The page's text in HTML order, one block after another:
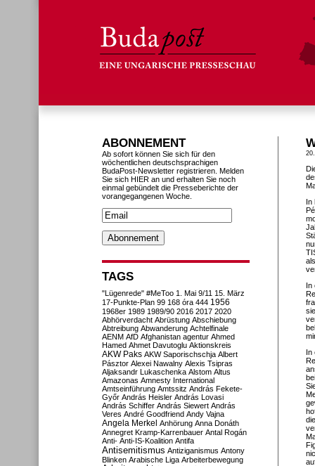
In
In
In
ABONNEMENT
Ab sofort können Sie sich für den
wöchentlichen deutschsprachigen
BudaPost-Newsletter registrieren. Melden
Sie sich HIER an und erhalten Sie noch
einmal gebündelt die Presseberichte der
vorangegangenen Woche.
TAGS
"Lügenrede" #MeToo 1. Mai 9/11 15. März
17-Punkte-Plan 99 168 óra 444 1956
1968er 1989 1989/90 2016 2017 2020
Abhörverdacht Abrüstung Abschiebung
Abtreibung Abwanderung Achtelfinale
AENM AfD Afghanistan agentur Ahmed
Hamed Ahmet Davutoglu Aktionskreis
AKW Paks AKW Saporischschja Albert
Pásztor Alexei Nawalny Alexis Tsipras
Aljaksandr Lukaschenka Alstom Altus
Amazonas Amnesty International
Amtseinführung Amtssitz András Fekete-
Győr András Heisler András Lovasi
András Schiffer András Siewert András
Veres André Goodfriend Andy Vajna
Angela Merkel Anhörung Anna Donáth
Annegret Kramp-Karrenbauer Antal Rogán
Anti- Anti-IS-Koalition Antifa
Antisemitismus Antiziganismus Antony
Blinken Arabische Liga Arbeiterbewegung